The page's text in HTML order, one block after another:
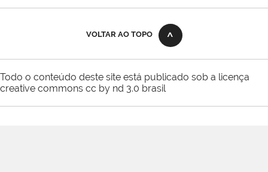
VOLTAR AO TOPO
Todo o conteúdo deste site está publicado sob a licença
creative commons cc by nd 3.0 brasil